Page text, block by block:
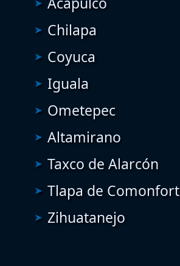
Chilapa
Coyuca
Iguala
Ometepec
Altamirano
Taxco de Alarcón
Tlapa de Comonfort
Zihuatanejo